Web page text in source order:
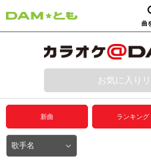
曲
動画からさがす
ログイン
プレミアムサービス
DAM★とも動画
お気に入り
新曲 ランキング